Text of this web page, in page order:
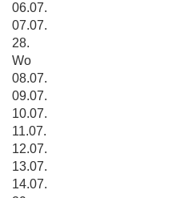
06.07.
07.07.
28.
Wo
08.07.
09.07.
10.07.
11.07.
12.07.
13.07.
14.07.